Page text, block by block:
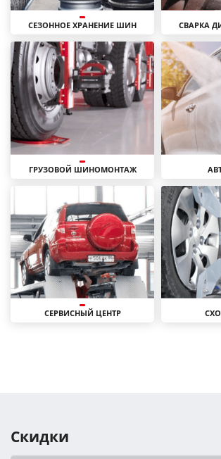
СЕЗОННОЕ ХРАНЕНИЕ ШИН СВАРКА
ГРУЗОВОЙ ШИНОМОНТАЖ
СЕРВИСНЫЙ ЦЕНТР
Скидки